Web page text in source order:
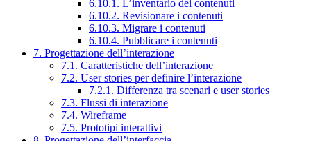
6.10.1. L’inventario dei contenuti
6.10.2. Revisionare i contenuti
6.10.3. Migrare i contenuti
6.10.4. Pubblicare i contenuti
7. Progettazione dell’interazione
7.1. Caratteristiche dell’interazione
7.2. User stories per definire l’interazione
7.2.1. Differenza tra scenari e user stories
7.3. Flussi di interazione
7.4. Wireframe
7.5. Prototipi interattivi